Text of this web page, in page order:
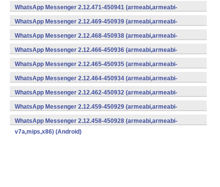
v7a,mips,x86) (Android)
WhatsApp Messenger 2.12.471-450941 (armeabi,armeabi-
v7a,mips,x86) (Android)
WhatsApp Messenger 2.12.469-450939 (armeabi,armeabi-
v7a,mips,x86) (Android)
WhatsApp Messenger 2.12.468-450938 (armeabi,armeabi-
v7a,mips,x86) (Android)
WhatsApp Messenger 2.12.466-450936 (armeabi,armeabi-
v7a,mips,x86) (Android)
WhatsApp Messenger 2.12.465-450935 (armeabi,armeabi-
v7a,mips,x86) (Android)
WhatsApp Messenger 2.12.464-450934 (armeabi,armeabi-
v7a,mips,x86) (Android)
WhatsApp Messenger 2.12.462-450932 (armeabi,armeabi-
v7a,mips,x86) (Android)
WhatsApp Messenger 2.12.459-450929 (armeabi,armeabi-
v7a,mips,x86) (Android)
WhatsApp Messenger 2.12.458-450928 (armeabi,armeabi-
v7a,mips,x86) (Android)